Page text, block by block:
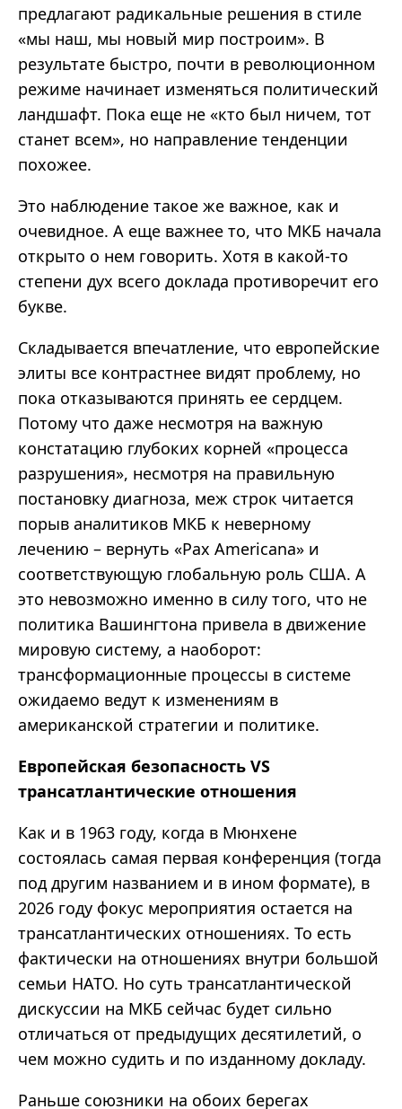
предлагают радикальные решения в стиле
«мы наш, мы новый мир построим». В
результате быстро, почти в революционном
режиме начинает изменяться политический
ландшафт. Пока еще не «кто был ничем, тот
станет всем», но направление тенденции
похожее.
Это наблюдение такое же важное, как и
очевидное. А еще важнее то, что МКБ начала
открыто о нем говорить. Хотя в какой-то
степени дух всего доклада противоречит его
букве.
Складывается впечатление, что европейские
элиты все контрастнее видят проблему, но
пока отказываются принять ее сердцем.
Потому что даже несмотря на важную
констатацию глубоких корней «процесса
разрушения», несмотря на правильную
постановку диагноза, меж строк читается
порыв аналитиков МКБ к неверному
лечению – вернуть «Pax Americana» и
соответствующую глобальную роль США. А
это невозможно именно в силу того, что не
политика Вашингтона привела в движение
мировую систему, а наоборот:
трансформационные процессы в системе
ожидаемо ведут к изменениям в
американской стратегии и политике.
Европейская безопасность VS
трансатлантические отношения
Как и в 1963 году, когда в Мюнхене
состоялась самая первая конференция (тогда
под другим названием и в ином формате), в
2026 году фокус мероприятия остается на
трансатлантических отношениях. То есть
фактически на отношениях внутри большой
семьи НАТО. Но суть трансатлантической
дискуссии на МКБ сейчас будет сильно
отличаться от предыдущих десятилетий, о
чем можно судить и по изданному докладу.
Раньше союзники на обоих берегах